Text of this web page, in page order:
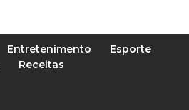
Entretenimento
Esporte
Receitas